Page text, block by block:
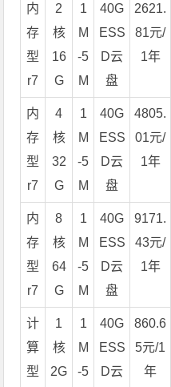
内
存
型
r7
2
核
16
G
1
M
-5
M
40G
ESS
D云
盘
2621.
81元/
1年
内
存
型
r7
4
核
32
G
1
M
-5
M
40G
ESS
D云
盘
4805.
01元/
1年
内
存
型
r7
8
核
64
G
1
M
-5
M
40G
ESS
D云
盘
9171.
43元/
1年
计
算
型
1
核
2G
1
M
-5
40G
ESS
D云
860.6
5元/1
年